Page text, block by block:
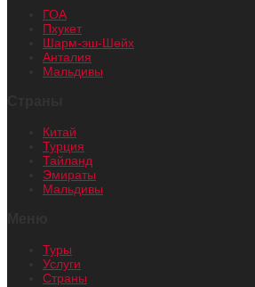
ГОА
Пхукет
Шарм-эш-Шейх
Анталия
Мальдивы
Китай
Турция
Тайланд
Эмираты
Мальдивы
Туры
Услуги
Страны